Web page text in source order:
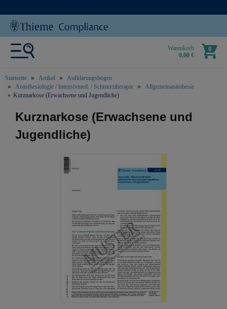
Warenkorb
0,00 €
0
Startseite Artikel
Aufklärungsbögen
Anästhesiologie / Intensivmed. / Schmerztherapie
Allgemeinanästhesie
Kurznarkose (Erwachsene und Jugendliche)
text.skipToContent
text.skipToNavigation
Kurznarkose (Erwachsene und
Jugendliche)